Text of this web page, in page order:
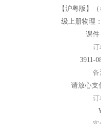
【沪粤版】
级上册物理
课件
订
3911-
备
请放心支
订